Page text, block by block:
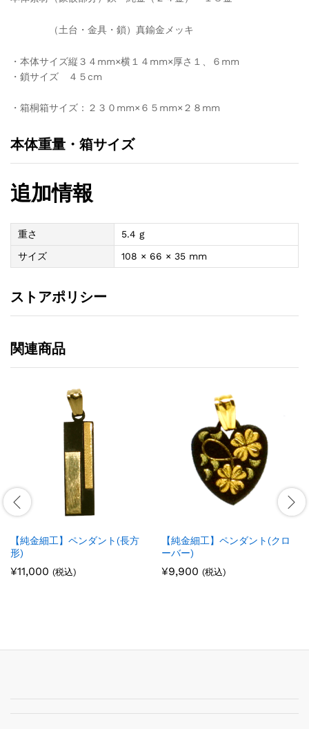
（土台・金具・鎖）真鍮金メッキ
・本体サイズ縦３４mm×横１４mm×厚さ１、６mm
・鎖サイズ ４５cm
・箱桐箱サイズ：２３０mm×６５mm×２８mm
本体重量・箱サイズ
追加情報
重さ
5.4 g
サイズ
108 × 66 × 35 mm
ストアポリシー
関連商品
【純金細工】ペンダント(長方
形)
¥11,000 (税込)
【純金細工】ペンダント(クロ
ーバー)
¥9,900 (税込)